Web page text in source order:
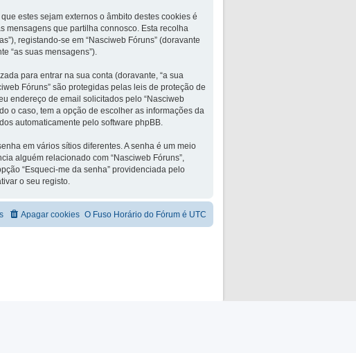
estes sejam externos o âmbito destes cookies é
mensagens que partilha connosco. Esta recolha
registando-se em “Nasciweb Fóruns” (doravante
“as suas mensagens”).
para entrar na sua conta (doravante, “a sua
Fóruns” são protegidas pelas leis de proteção de
endereço de email solicitados pelo “Nasciweb
o caso, tem a opção de escolher as informações da
automaticamente pelo software phpBB.
em vários sítios diferentes. A senha é um meio
alguém relacionado com “Nasciweb Fóruns”,
“Esqueci-me da senha” providenciada pelo
o seu registo.
O Fuso Horário do Fórum é UTC
Apagar cookies